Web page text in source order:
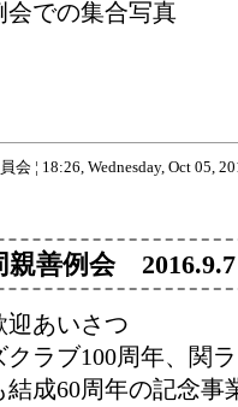
会での集合写真
会 ¦ 18:26, Wednesday, Oct 05,
善例会 2016.9.7
迎あいさつ
クラブ100周年、関
結成60周年の記念事